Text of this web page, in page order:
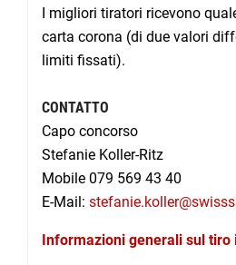
I migliori tiratori ricevono
carta corona (di due valori
limiti fissati).
CONTATTO
Capo concorso
Stefanie Koller-Ritz
Mobile 079 569 43 40
E-Mail:
Informazioni generali sul tiro